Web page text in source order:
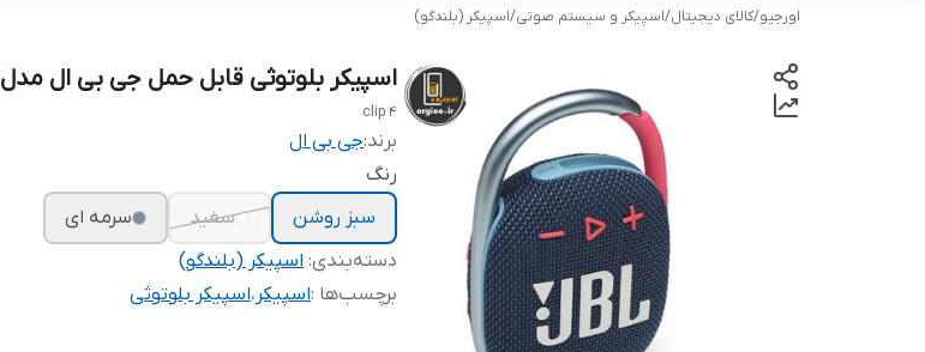
اورجیو/کالای دیجیتال/اسپیکر و سیستم صوتی/اسپیکر (بلندگو)
اسپیکر بلوتوثی قابل حمل جی بی ال مدل clip 4
clip 4
برند:جی بی ال
رنگ
سبز روشن
سفید
سرمه ای
دسته‌بندی: اسپیکر (بلندگو)
برچسب‌ها :اسپیکر ،اسپیکر بلوتوثی